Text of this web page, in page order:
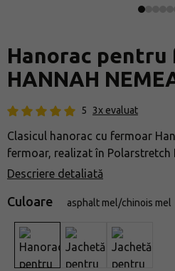
Hanorac pentru
HANNAH
5 3x evaluat
Clasicul hanorac cu fermoar
fermoar, realizat în Polarstretch
Descriere detaliată
Culoare asphalt mel/chinois mel